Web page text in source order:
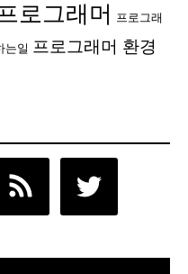
로그래머 프로그래
는일 프로그래머 환경